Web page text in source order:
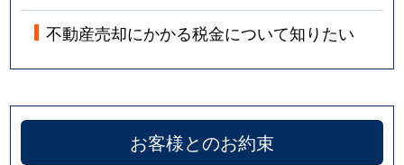
不動産売却にかかる税金について知りたい
お客様とのお約束